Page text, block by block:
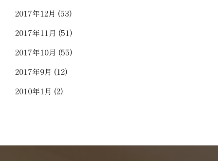
2017年12月 (53)
2017年11月 (51)
2017年10月 (55)
2017年9月 (12)
2010年1月 (2)